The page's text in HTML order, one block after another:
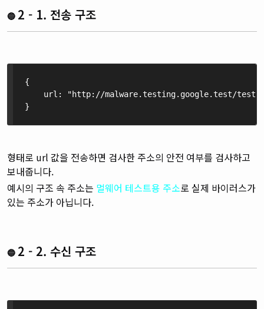
🔵 2 - 1. 전송 구조
{
url: "http://malware.testing.google.test/
}
형태로 url 값을 전송하면 검사한 주소의 안전 여부를 검사하고
보내줍니다.
예시의 구조 속 주소는 멀웨어 테스트용 주소로 실제 바이러스가
있는 주소가 아닙니다.
🔵 2 - 2. 수신 구조